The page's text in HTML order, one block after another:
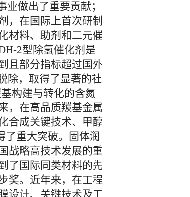
做出了重要贡献；
，在国际上首次研制
材料、助剂和二元催
2型除氢催化剂是
且部分指标超过国外
除，取得了显著的社
构建与转化的含氮
，在高品质羰基金属
合成关键技术、甲醇
了重大突破。固体润
战略高技术发展的重
了国际同类材料的先
奖。近年来，在工程
设计、关键技术及工